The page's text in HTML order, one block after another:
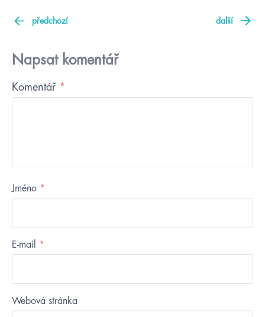
předchozí další
Napsat komentář
Komentář *
Jméno *
E-mail *
Webová stránka